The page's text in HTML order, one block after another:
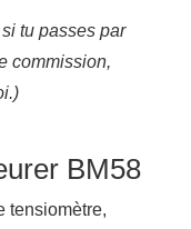
tu passes par
commission,
BM58
tensiomètre,